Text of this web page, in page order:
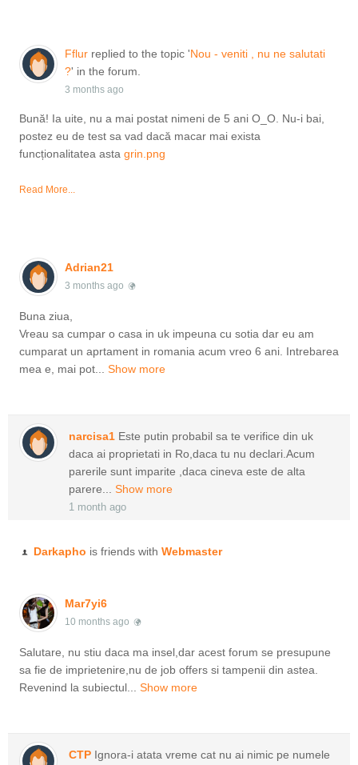
Fflurreplied to the topic 'Nou - veniti , nu ne salutati
?' in the forum.
3 months ago
Bună! Ia uite, nu a mai postat nimeni de 5 ani O_O. Nu-i bai,
postez eu de test sa vad dacă macar mai exista
funcționalitatea asta grin.png
Read More...
Adrian21
3 months ago
Buna ziua,
Vreau sa cumpar o casa in uk impeuna cu sotia dar eu am
cumparat un aprtament in romania acum vreo 6 ani. Intrebarea
mea e, mai pot...
Show more
narcisa1 Este putin probabil sa te verifice din uk
daca ai proprietati in Ro,daca tu nu declari.Acum
parerile sunt imparite ,daca cineva este de alta
parere...
Show more
1 month ago
Darkapho is friends with Webmaster
Mar7yi6
10 months ago
Salutare, nu stiu daca ma insel,dar acest forum se presupune
sa fie de imprietenire,nu de job offers si tampenii din astea.
Revenind la subiectul...
Show more
CTP Ignora-i atata vreme cat nu ai nimic pe numele